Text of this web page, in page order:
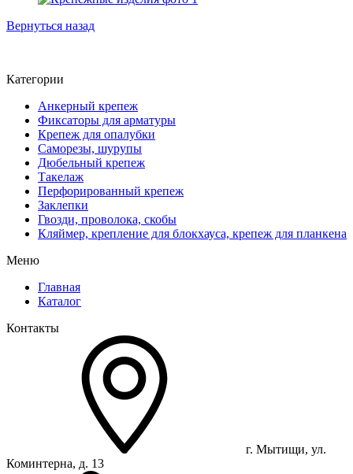
Вернуться назад
Категории
Анкерный крепеж
Фиксаторы для арматуры
Крепеж для опалубки
Саморезы, шурупы
Дюбельный крепеж
Такелаж
Перфорированный крепеж
Заклепки
Гвозди, проволока, скобы
Кляймер, крепление для блокхауса, крепеж для планкена
Меню
Главная
Каталог
Контакты
г. Мытищи, ул.
Коминтерна, д. 13